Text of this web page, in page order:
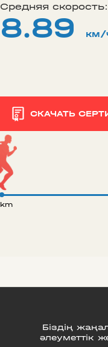
Средняя скорость:
8.89 км/
СКАЧАТЬ
Біздің
әлеуметтік